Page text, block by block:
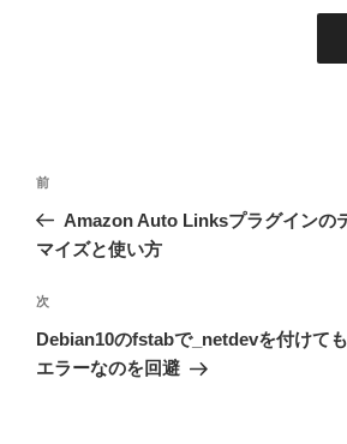
投
ナ
ゲ
ー
シ
前
の
投
前
Amazon Auto Linksプラグインの
マイズと使い方
次
の
投
次
Debian10のfstabで_netdevを付けて
エラーなのを回避